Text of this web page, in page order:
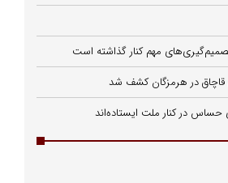
تصمیم‌گیری‌های مهم کنار گذاشته است
حساس در کنار ملت ایستاده‌اند